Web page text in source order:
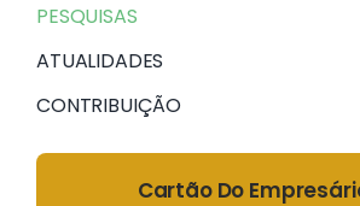
PESQUISAS
ATUALIDADES
CONTRIBUIÇÃO
Cartão Do